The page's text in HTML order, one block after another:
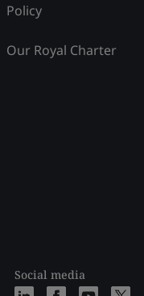
Policy
Our Royal Charter
Social media